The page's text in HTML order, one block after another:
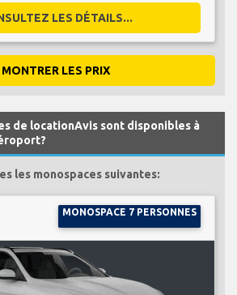
LES DÉTAILS...
MONTRER LES PRIX
de locationAvis sont disponibles à
les monospaces suivantes:
MONOSPACE 7 PERSONNES